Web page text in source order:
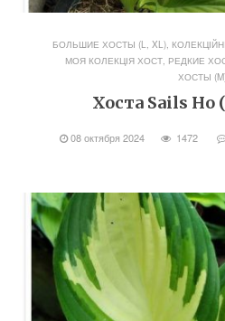
БОЛЬШИЕ ХОСТЫ (L, XL),
МОЯ КОЛЕКЦІЯ ХОСТ, РЕДКИЕ
ХОСТЫ
Хоста Sails Ho
08 октября 2024 1472